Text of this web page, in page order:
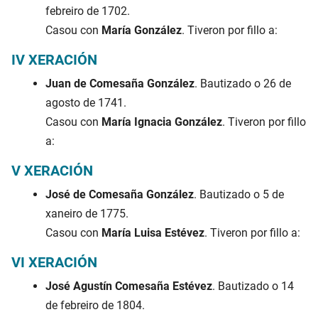
febreiro de 1702.
Casou con María González. Tiveron por fillo a:
IV XERACIÓN
Juan de Comesaña González. Bautizado o 26 de
agosto de 1741.
Casou con María Ignacia González. Tiveron por fillo
a:
V XERACIÓN
José de Comesaña González. Bautizado o 5 de
xaneiro de 1775.
Casou con María Luisa Estévez. Tiveron por fillo a:
VI XERACIÓN
José Agustín Comesaña Estévez. Bautizado o 14
de febreiro de 1804.